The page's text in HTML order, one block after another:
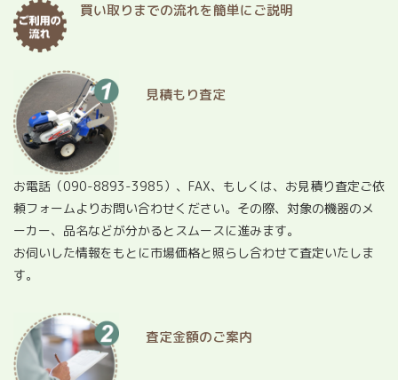
買い取りまでの流れを簡単にご説明
見積もり査定
お電話（090-8893-3985）、FAX、もしくは、お見積り査定ご依
頼フォームよりお問い合わせください。その際、対象の機器のメ
ーカー、品名などが分かるとスムースに進みます。
お伺いした情報をもとに市場価格と照らし合わせて査定いたしま
す。
査定金額のご案内